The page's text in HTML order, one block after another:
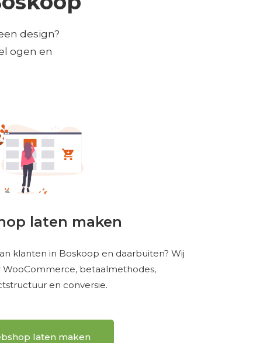
design?
ogen en
laten maken
klanten in Boskoop en daarbuiten? Wij
betaalmethodes,
en conversie.
laten maken